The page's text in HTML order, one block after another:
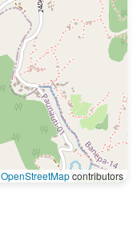
OpenStreetMapcontributors